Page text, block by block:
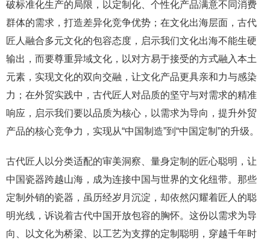
破标准化生产的局限，以定制化、个性化产品满意不同消费
群体的需求，打造差异化竞争优势；在文化出海层面，古代
匠人融合多元文化的包容态度，启示我们文化出海不能生硬
输出，而要尊重异域文化，以对方易于接受的方式融入本土
元素，实现文化的双向交融，让文化产品更具亲和力与感染
力；在外贸实践中，古代匠人对品质的坚守与对需求的精准
响应，启示我们要以品质为核心，以需求为导向，提升外贸
产品的核心竞争力，实现从“中国制造”到“中国定制”的升级。
古代匠人以分类适配的审美洞察、量身定制的匠心聪明，让
中国瓷器跨越山海，成为连接中国与世界的文化纽带。那些
定制外销的瓷器，虽历经岁月沉淀，却依然闪耀着匠人的聪
明光线，诉说着古代中国开放包容的胸怀。这份以需求为导
向、以文化为桥梁、以工艺为支撑的定制聪明，穿越千年时